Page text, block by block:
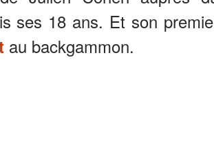
ses 18 ans. Et son
au backgammon.